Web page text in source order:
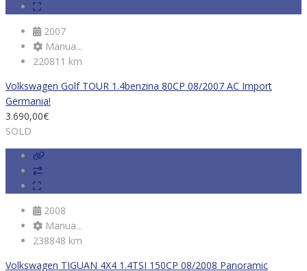
2007
Manua...
220811 km
Volkswagen Golf TOUR 1.4benzina 80CP 08/2007 AC Import
Germania!
3.690,00€
SOLD
2008
Manua...
238848 km
Volkswagen TIGUAN 4X4 1.4TSI 150CP 08/2008 Panoramic